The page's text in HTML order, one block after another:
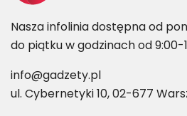
Nasza infolinia dostępna od
do piątku w godzinach od 9:00-
info@gadzety.pl
ul. Cybernetyki 10, 02-677